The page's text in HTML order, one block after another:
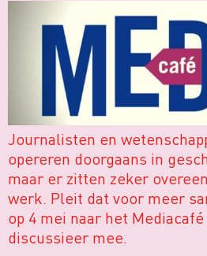
Journalisten en
opereren doorgaans in
maar er zitten zeker
werk. Pleit dat voor meer
op 4 mei naar het
discussieer mee.